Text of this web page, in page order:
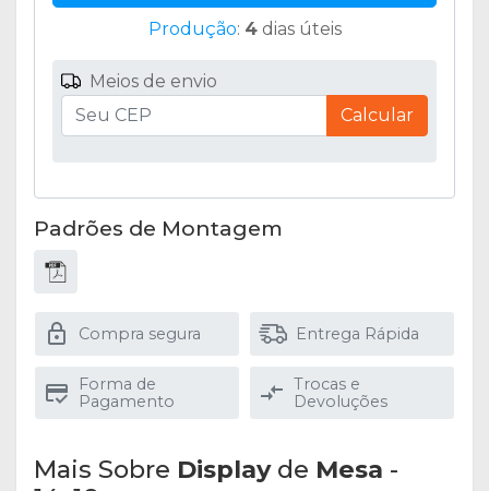
Produção: 4dias úteis
Meios de envio
Calcular
Padrões de Montagem
Compra segura Entrega Rápida
Forma de
Pagamento
Trocas e
Devoluções
Mais Sobre Display de Mesa -